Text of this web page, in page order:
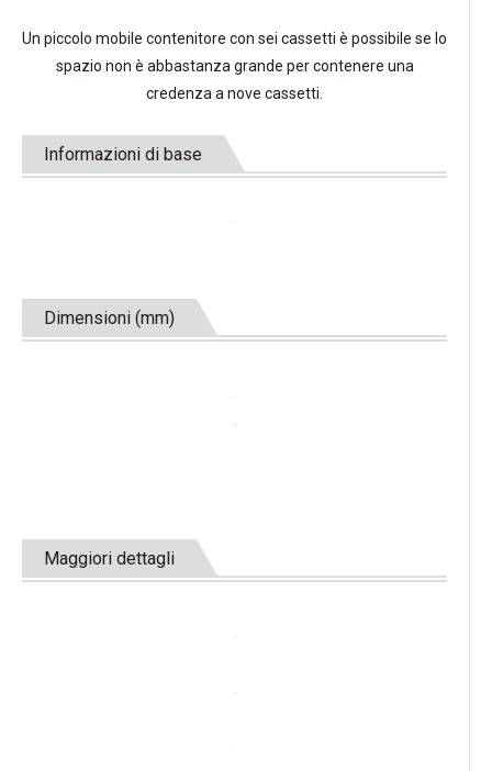
Un piccolo mobile contenitore con sei cassetti è possibile se lo
spazio non è abbastanza grande per contenere una
credenza a nove cassetti.
Informazioni di base
Dimensioni (mm)
Maggiori dettagli